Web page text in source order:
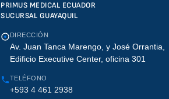
PRIMUS MEDICAL ECUADOR
SUCURSAL GUAYAQUIL
DIRECCIÓN
Av. Juan Tanca Marengo, y José Orrantia,
Edificio Executive Center, oficina 301
TELÉFONO
+593 4 461 2938